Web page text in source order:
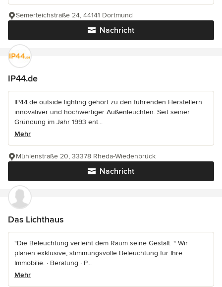
Nachricht
Semerteichstraße 24, 44141 Dortmund
IP44.de
IP44.de outside lighting gehört zu den führenden Herstellern
innovativer und hochwertiger Außenleuchten. Seit seiner
Gründung im Jahr 1993 ent...
Mehr
Nachricht
Mühlenstraße 20, 33378 Rheda-Wiedenbrück
Das Lichthaus
"Die Beleuchtung verleiht dem Raum seine Gestalt. " Wir
planen exklusive, stimmungsvolle Beleuchtung für Ihre
Immobilie. · Beratung · P...
Mehr